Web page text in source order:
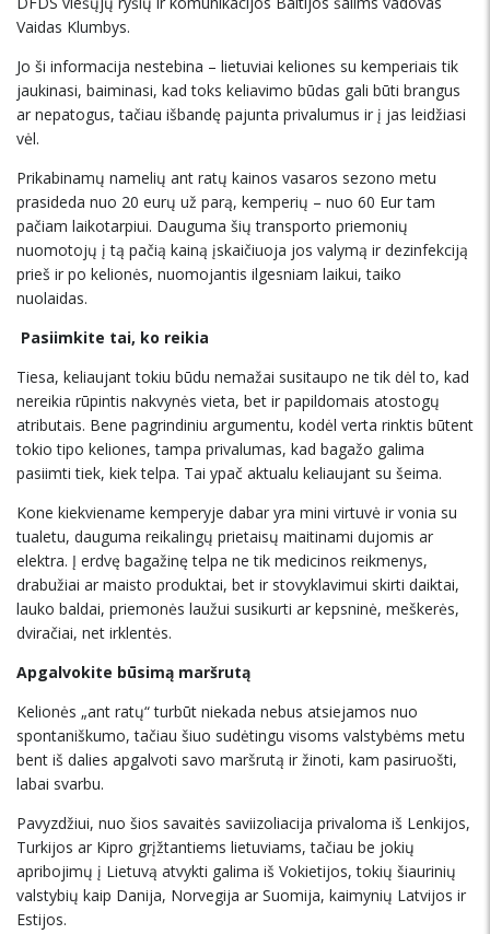
Vaidas Klumbys.
Jo ši informacija nestebina – lietuviai keliones su kemperiais tik
jaukinasi, baiminasi, kad toks keliavimo būdas gali būti brangus
ar nepatogus, tačiau išbandę pajunta privalumus ir į jas leidžiasi
vėl.
Prikabinamų namelių ant ratų kainos vasaros sezono metu
prasideda nuo 20 eurų už parą, kemperių – nuo 60 Eur tam
pačiam laikotarpiui. Dauguma šių transporto priemonių
nuomotojų į tą pačią kainą įskaičiuoja jos valymą ir dezinfekciją
prieš ir po kelionės, nuomojantis ilgesniam laikui, taiko
nuolaidas.
Pasiimkite tai, ko reikia
Tiesa, keliaujant tokiu būdu nemažai susitaupo ne tik dėl to, kad
nereikia rūpintis nakvynės vieta, bet ir papildomais atostogų
atributais. Bene pagrindiniu argumentu, kodėl verta rinktis būtent
tokio tipo keliones, tampa privalumas, kad bagažo galima
pasiimti tiek, kiek telpa. Tai ypač aktualu keliaujant su šeima.
Kone kiekviename kemperyje dabar yra mini virtuvė ir vonia su
tualetu, dauguma reikalingų prietaisų maitinami dujomis ar
elektra. Į erdvę bagažinę telpa ne tik medicinos reikmenys,
drabužiai ar maisto produktai, bet ir stovyklavimui skirti daiktai,
lauko baldai, priemonės laužui susikurti ar kepsninė, meškerės,
dviračiai, net irklentės.
Apgalvokite būsimą maršrutą
Kelionės „ant ratų“ turbūt niekada nebus atsiejamos nuo
spontaniškumo, tačiau šiuo sudėtingu visoms valstybėms metu
bent iš dalies apgalvoti savo maršrutą ir žinoti, kam pasiruošti,
labai svarbu.
Pavyzdžiui, nuo šios savaitės saviizoliacija privaloma iš Lenkijos,
Turkijos ar Kipro grįžtantiems lietuviams, tačiau be jokių
apribojimų į Lietuvą atvykti galima iš Vokietijos, tokių šiaurinių
valstybių kaip Danija, Norvegija ar Suomija, kaimynių Latvijos ir
Estijos.